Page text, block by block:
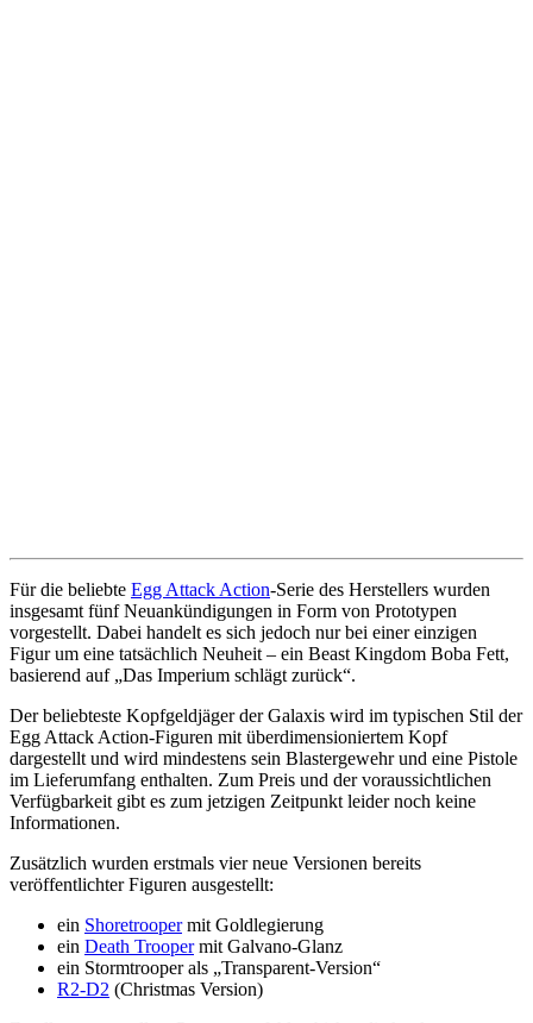
Für die beliebte Egg Attack Action-Serie des Herstellers wurden
insgesamt fünf Neuankündigungen in Form von Prototypen
vorgestellt. Dabei handelt es sich jedoch nur bei einer einzigen
Figur um eine tatsächlich Neuheit – ein Beast Kingdom Boba Fett,
basierend auf „Das Imperium schlägt zurück“.
Der beliebteste Kopfgeldjäger der Galaxis wird im typischen Stil der
Egg Attack Action-Figuren mit überdimensioniertem Kopf
dargestellt und wird mindestens sein Blastergewehr und eine Pistole
im Lieferumfang enthalten. Zum Preis und der voraussichtlichen
Verfügbarkeit gibt es zum jetzigen Zeitpunkt leider noch keine
Informationen.
Zusätzlich wurden erstmals vier neue Versionen bereits
veröffentlichter Figuren ausgestellt:
ein Shoretroopermit Goldlegierung
ein Death Troopermit Galvano-Glanz
ein Stormtrooper als „Transparent-Version“
R2-D2 (Christmas Version)